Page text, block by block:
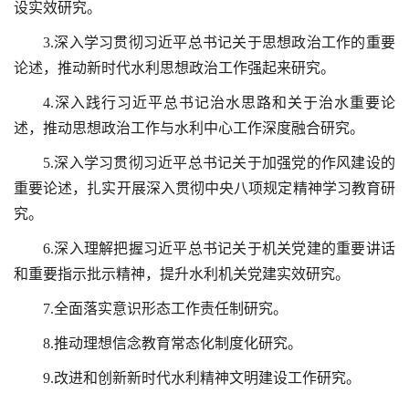
设实效研究。
3.深入学习贯彻习近平总书记关于思想政治工作的重要
论述，推动新时代水利思想政治工作强起来研究。
4.深入践行习近平总书记治水思路和关于治水重要论
述，推动思想政治工作与水利中心工作深度融合研究。
5.深入学习贯彻习近平总书记关于加强党的作风建设的
重要论述，扎实开展深入贯彻中央八项规定精神学习教育研
究。
6.深入理解把握习近平总书记关于机关党建的重要讲话
和重要指示批示精神，提升水利机关党建实效研究。
7.全面落实意识形态工作责任制研究。
8.推动理想信念教育常态化制度化研究。
9.改进和创新新时代水利精神文明建设工作研究。